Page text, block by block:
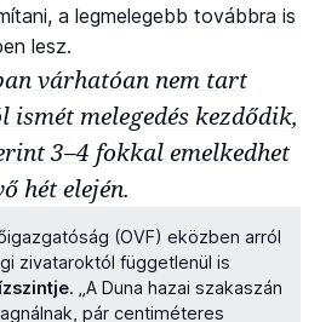
a legmelegebb továbbra is
lesz.
várhatóan nem tart
melegedés kezdődik,
3–4 fokkal emelkedhet
hét elején.
(OVF) eközben arról
zivataroktól függetlenül is
. „A Duna hazai szakaszán
pár centiméteres